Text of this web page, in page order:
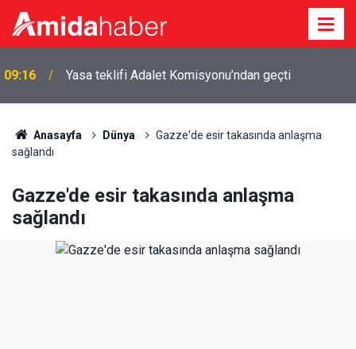
09:16 Yasa teklifi Adalet Komisyonu’ndan geçti
Anasayfa Dünya
Gazze'de esir takasında anlaşma
sağlandı
Gazze'de esir takasında anlaşma
sağlandı